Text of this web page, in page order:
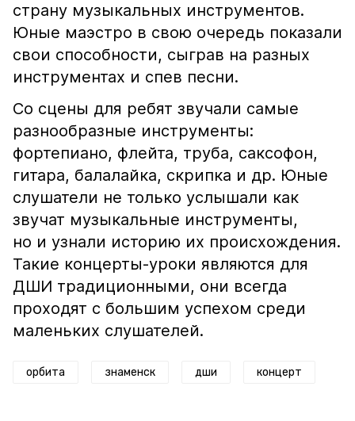
страну музыкальных инструментов.
Юные маэстро в свою очередь показали
свои способности, сыграв на разных
инструментах и спев песни.
Со сцены для ребят звучали самые
разнообразные инструменты:
фортепиано, флейта, труба, саксофон,
гитара, балалайка, скрипка и др. Юные
слушатели не только услышали как
звучат музыкальные инструменты,
но и узнали историю их происхождения.
Такие концерты-уроки являются для
ДШИ традиционными, они всегда
проходят с большим успехом среди
маленьких слушателей.
орбита знаменск дши концерт